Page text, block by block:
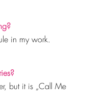
in my work.
but it is „Call Me